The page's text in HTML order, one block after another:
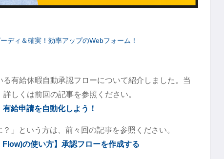
ディ＆確実！効率アップのWebフォーム！
有給休暇自動承認フローについて紹介しました。当
しくは前回の記事を参照ください。
給申請を自動化しよう！
？」という方は、前々回の記事を参照ください。
の使い方】承認フローを作成する